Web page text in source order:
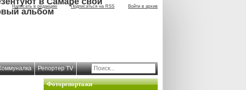
Написать в редакцию Подписаться на RSS Войти в архив
альбом
Репортер TV
Фоторепортажи